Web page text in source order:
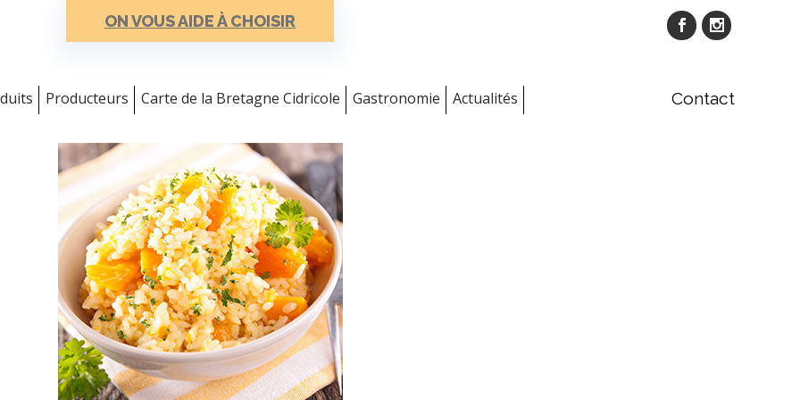
ON VOUS AIDE À CHOISIR
Producteurs Carte de la Bretagne Cidricole Gastronomie Actualités Contact